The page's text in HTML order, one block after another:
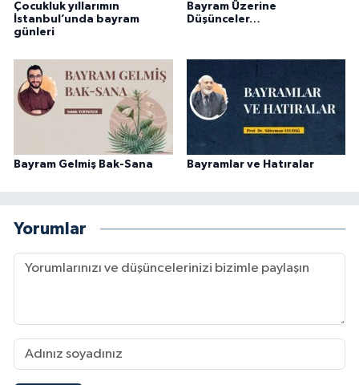
Çocukluk yıllarımın
İstanbul’unda bayram
günleri
Bayram Üzerine
Düşünceler…
Bayram Gelmiş Bak-Sana Bayramlar ve Hatıralar
Yorumlar